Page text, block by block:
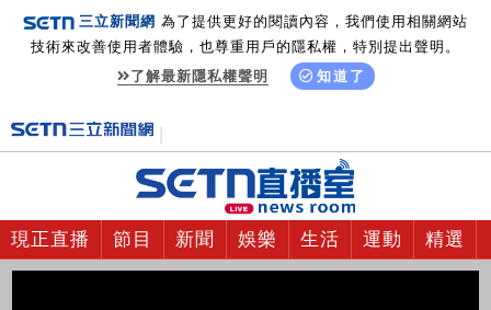
三立新聞網 為了提供更好的閱讀內容，我們使用相關網站
技術來改善使用者體驗，也尊重用戶的隱私權，特別提出聲明。
了解最新隱私權聲明
知道了
現正直播 節目 新聞 娛樂 生活 運動 精選